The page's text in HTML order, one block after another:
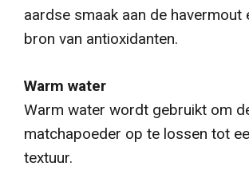
aardse smaak aan de havermout
bron van antioxidanten.
Warm water
Warm water wordt gebruikt om
matchapoeder op te lossen tot
textuur.